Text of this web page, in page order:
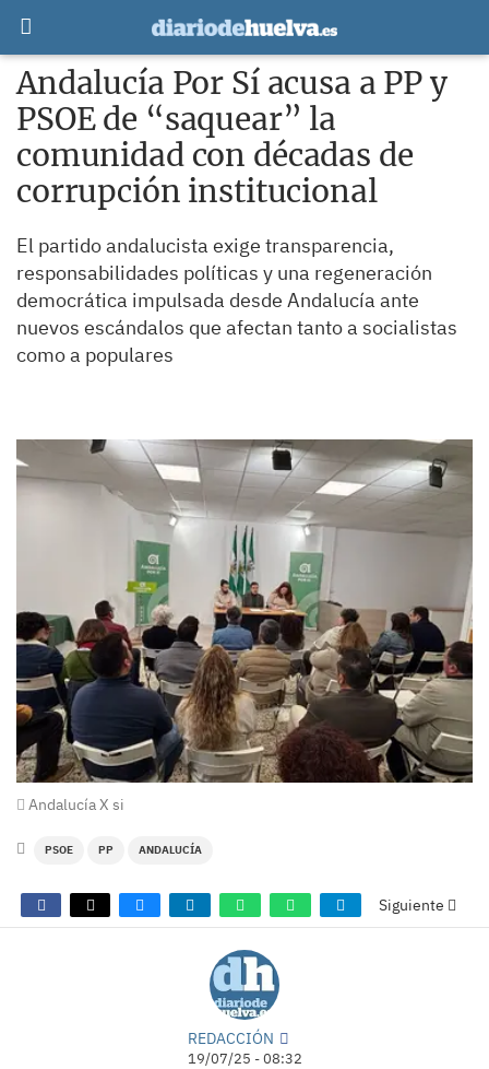
Andalucía Por Sí acusa a PP y
PSOE de “saquear” la
comunidad con décadas de
corrupción institucional
El partido andalucista exige transparencia,
responsabilidades políticas y una regeneración
democrática impulsada desde Andalucía ante
nuevos escándalos que afectan tanto a socialistas
como a populares
Andalucía X si
PSOE PP ANDALUCÍA
Siguiente
REDACCIÓN
19/07/25 - 08:32